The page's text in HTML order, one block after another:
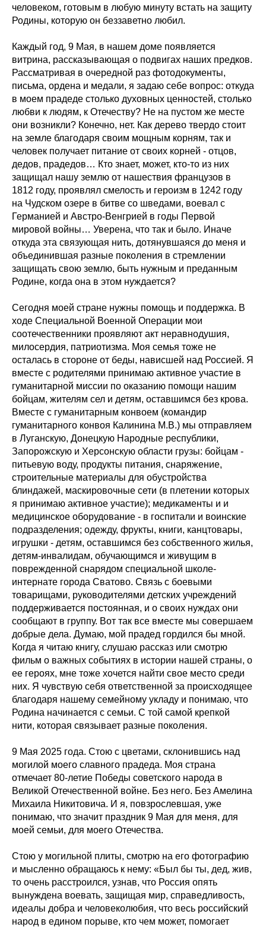
человеком, готовым в любую минуту встать на защиту
Родины, которую он беззаветно любил.
Каждый год, 9 Мая, в нашем доме появляется
витрина, рассказывающая о подвигах наших предков.
Рассматривая в очередной раз фотодокументы,
письма, ордена и медали, я задаю себе вопрос: откуда
в моем прадеде столько духовных ценностей, столько
любви к людям, к Отечеству? Не на пустом же месте
они возникли? Конечно, нет. Как дерево твердо стоит
на земле благодаря своим мощным корням, так и
человек получает питание от своих корней - отцов,
дедов, прадедов… Кто знает, может, кто-то из них
защищал нашу землю от нашествия французов в
1812 году, проявлял смелость и героизм в 1242 году
на Чудском озере в битве со шведами, воевал с
Германией и Австро-Венгрией в годы Первой
мировой войны… Уверена, что так и было. Иначе
откуда эта связующая нить, дотянувшаяся до меня и
объединившая разные поколения в стремлении
защищать свою землю, быть нужным и преданным
Родине, когда она в этом нуждается?
Сегодня моей стране нужны помощь и поддержка. В
ходе Специальной Военной Операции мои
соотечественники проявляют акт неравнодушия,
милосердия, патриотизма. Моя семья тоже не
осталась в стороне от беды, нависшей над Россией. Я
вместе с родителями принимаю активное участие в
гуманитарной миссии по оказанию помощи нашим
бойцам, жителям сел и детям, оставшимся без крова.
Вместе с гуманитарным конвоем (командир
гуманитарного конвоя Калинина М.В.) мы отправляем
в Луганскую, Донецкую Народные республики,
Запорожскую и Херсонскую области грузы: бойцам -
питьевую воду, продукты питания, снаряжение,
строительные материалы для обустройства
блиндажей, маскировочные сети (в плетении которых
я принимаю активное участие); медикаменты и и
медицинское оборудование - в госпитали и воинские
подразделения; одежду, фрукты, книги, канцтовары,
игрушки - детям, оставшимся без собственного жилья,
детям-инвалидам, обучающимся и живущим в
поврежденной снарядом специальной школе-
интернате города Сватово. Связь с боевыми
товарищами, руководителями детских учреждений
поддерживается постоянная, и о своих нуждах они
сообщают в группу. Вот так все вместе мы совершаем
добрые дела. Думаю, мой прадед гордился бы мной.
Когда я читаю книгу, слушаю рассказ или смотрю
фильм о важных событиях в истории нашей страны, о
ее героях, мне тоже хочется найти свое место среди
них. Я чувствую себя ответственной за происходящее
благодаря нашему семейному укладу и понимаю, что
Родина начинается с семьи. С той самой крепкой
нити, которая связывает разные поколения.
9 Мая 2025 года. Стою с цветами, склонившись над
могилой моего славного прадеда. Моя страна
отмечает 80-летие Победы советского народа в
Великой Отечественной войне. Без него. Без Амелина
Михаила Никитовича. И я, повзрослевшая, уже
понимаю, что значит праздник 9 Мая для меня, для
моей семьи, для моего Отечества.
Стою у могильной плиты, смотрю на его фотографию
и мысленно обращаюсь к нему: «Был бы ты, дед, жив,
то очень расстроился, узнав, что Россия опять
вынуждена воевать, защищая мир, справедливость,
идеалы добра и человеколюбия, что весь российский
народ в едином порыве, кто чем может, помогает